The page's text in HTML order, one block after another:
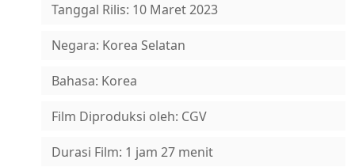
Tanggal Rilis: 10 Maret 2023
Negara: Korea Selatan
Bahasa: Korea
Film Diproduksi oleh: CGV
Durasi Film: 1 jam 27 menit